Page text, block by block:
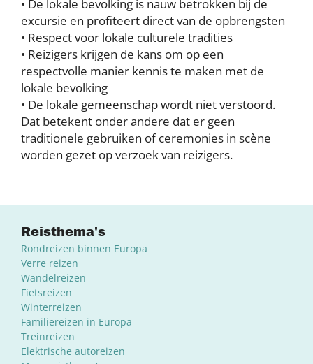
• De lokale bevolking is nauw betrokken bij de
excursie en profiteert direct van de opbrengsten
• Respect voor lokale culturele tradities
• Reizigers krijgen de kans om op een
respectvolle manier kennis te maken met de
lokale bevolking
• De lokale gemeenschap wordt niet verstoord.
Dat betekent onder andere dat er geen
traditionele gebruiken of ceremonies in scène
worden gezet op verzoek van reizigers.
Reisthema's
Rondreizen binnen Europa
Verre reizen
Wandelreizen
Fietsreizen
Winterreizen
Familiereizen in Europa
Treinreizen
Elektrische autoreizen